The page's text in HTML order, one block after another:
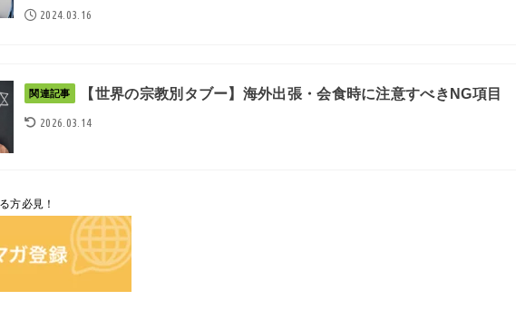
2024.03.16
関連記事 【世界の宗教別タブー】海外出張・会食時に注意すべきNG項目
2026.03.14
方必見！